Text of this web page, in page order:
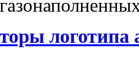
логотипа